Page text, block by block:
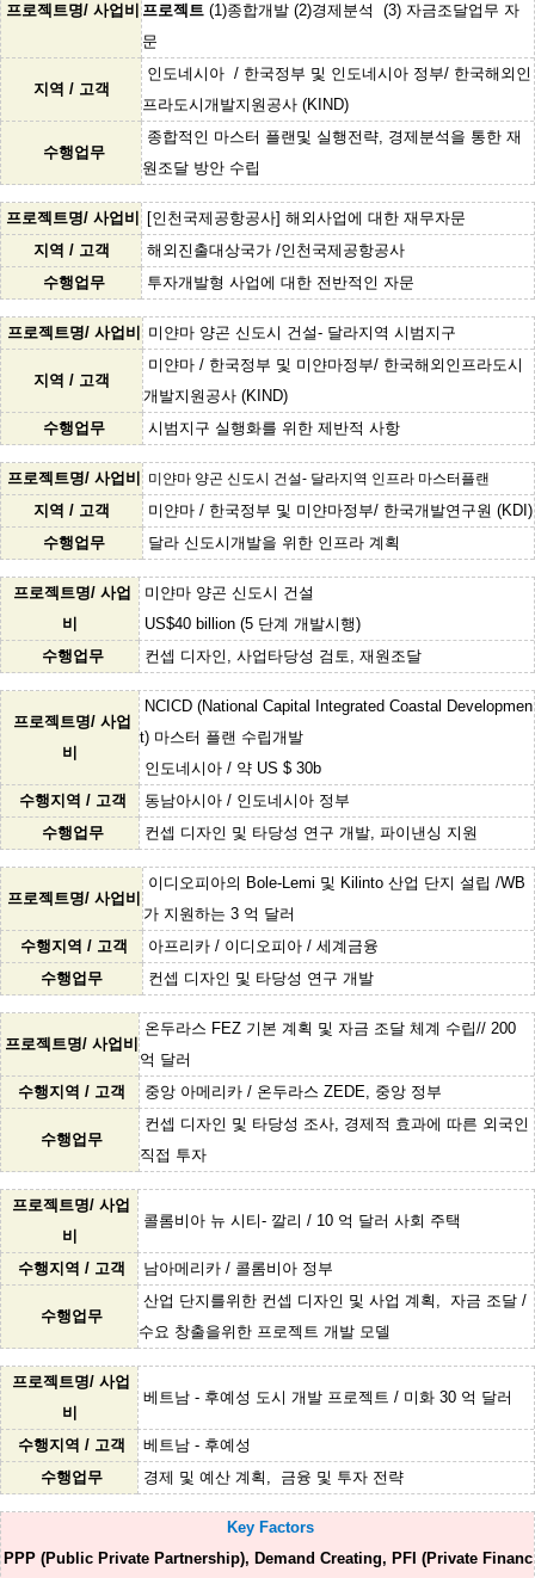
프로젝트명/ 사업비 프로젝트 (1)종합개발 (2)경제분석 (3) 자금조달업무 자
문
지역 / 고객
인도네시아 / 한국정부 및 인도네시아 정부/ 한국해외인
프라도시개발지원공사 (KIND)
수행업무
종합적인 마스터 플랜및 실행전략, 경제분석을 통한 재
원조달 방안 수립
프로젝트명/ 사업비
[인천국제공항공사] 해외사업에 대한 재무자문
지역 / 고객
해외진출대상국가 /인천국제공항공사
수행업무
투자개발형 사업에 대한 전반적인 자문
프로젝트명/ 사업비 미얀마 양곤 신도시 건설- 달라지역 시범지구
지역 / 고객
미얀마 / 한국정부 및 미얀마정부/ 한국해외인프라도시
개발지원공사 (KIND)
수행업무
시범지구 실행화를 위한 제반적 사항
프로젝트명/ 사업비 미얀마 양곤 신도시 건설- 달라지역 인프라 마스터플랜
지역 / 고객
미얀마 / 한국정부 및 미얀마정부/ 한국개발연구원 (KDI)
수행업무
달라 신도시개발을 위한 인프라 계획
프로젝트명/ 사업
비
미얀마 양곤 신도시 건설
US$40 billion (5 단계 개발시행)
수행업무
컨셉 디자인, 사업타당성 검토, 재원조달
프로젝트명/ 사업
비
NCICD (National Capital Integrated Coastal Developmen
t) 마스터 플랜 수립개발
인도네시아 / 약 US $ 30b
수행지역 / 고객
동남아시아 / 인도네시아 정부
수행업무
컨셉 디자인 및 타당성 연구 개발, 파이낸싱 지원
프로젝트명/ 사업비
이디오피아의 Bole-Lemi 및 Kilinto 산업 단지 설립 /WB
가 지원하는 3 억 달러
수행지역 / 고객
아프리카 / 이디오피아 / 세계금융
수행업무
컨셉 디자인 및 타당성 연구 개발
프로젝트명/ 사업비
온두라스 FEZ 기본 계획 및 자금 조달 체계 수립// 200
억 달러
수행지역 / 고객
중앙 아메리카 / 온두라스 ZEDE, 중앙 정부
수행업무
컨셉 디자인 및 타당성 조사, 경제적 효과에 따른 외국인
직접 투자
프로젝트명/ 사업
비
콜롬비아 뉴 시티- 깔리 / 10 억 달러 사회 주택
수행지역 / 고객 남아메리카 / 콜롬비아 정부
수행업무
산업 단지를위한 컨셉 디자인 및 사업 계획, 자금 조달 /
수요 창출을위한 프로젝트 개발 모델
프로젝트명/ 사업
비
베트남 - 후예성 도시 개발 프로젝트 / 미화 30 억 달러
수행지역 / 고객
베트남 - 후예성
수행업무
경제 및 예산 계획, 금융 및 투자 전략
Key Factors
PPP (Public Private Partnership), Demand Creating, PFI (Private Financ